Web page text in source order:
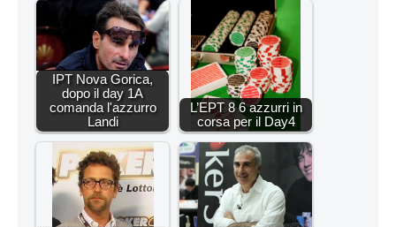
IPT Nova Gorica,
dopo il day 1A
comanda l'azzurro
Landi
L’EPT 8 6 azzurri in
corsa per il Day4